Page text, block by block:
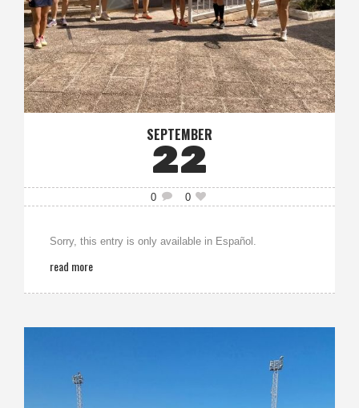
SEPTEMBER
22
0 0
Sorry, this entry is only available in Español.
read more